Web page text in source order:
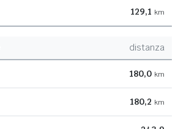
129,1 km
distanza
180,0 km
180,2 km